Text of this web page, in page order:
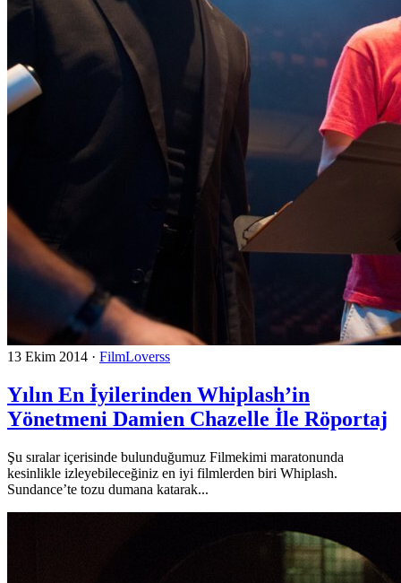
13 Ekim 2014 · FilmLoverss
Yılın En İyilerinden Whiplash’in
Yönetmeni Damien Chazelle İle Röportaj
Şu sıralar içerisinde bulunduğumuz Filmekimi maratonunda
kesinlikle izleyebileceğiniz en iyi filmlerden biri Whiplash.
Sundance’te tozu dumana katarak...